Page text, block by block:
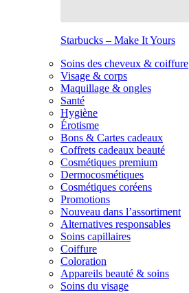
Starbucks – Make It Yours
Soins des cheveux & coiffure
Visage & corps
Maquillage & ongles
Santé
Hygiène
Érotisme
Bons & Cartes cadeaux
Coffrets cadeaux beauté
Cosmétiques premium
Dermocosmétiques
Cosmétiques coréens
Promotions
Nouveau dans l’assortiment
Alternatives responsables
Soins capillaires
Coiffure
Coloration
Appareils beauté & soins
Soins du visage